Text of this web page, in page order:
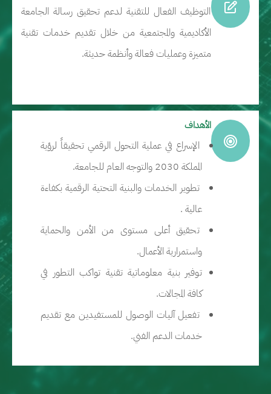
متميزة وعمليات فعالة وأنظمة حديثة.
الأهداف
الإسراع في عملية التحول الرقمي تحقيقاً لرؤية
المملكة 2030 والتوجه العام للجامعة.
تطوير الخدمات والبنية التحتية الرقمية بكفاءة
عالية .
تحقيق أعلى مستوى من الأمن والحماية
واستمرارية الأعمال.
توفير بنية معلوماتية تقنية تواكب التطور في
كافة المجالات.
تفعيل آليات الوصول للمستفيدين مع تقديم
خدمات الدعم الفني.